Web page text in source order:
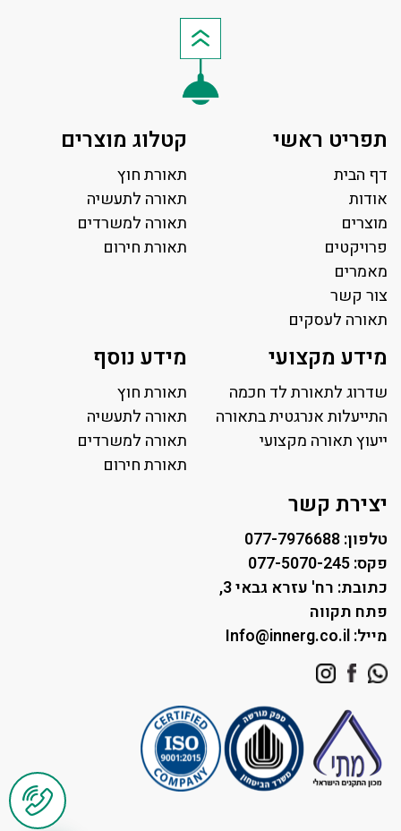
תפריט ראשי
דף הבית
אודות
מוצרים
פרויקטים
מאמרים
צור קשר
תאורה לעסקים
פאנל לד
פרופיל תאורה
תאורה לאולמות ספורט
תאורה למגרשי טניס
קטלוג מוצרים
תאורת חוץ
תאורה לתעשיה
תאורה למשרדים
תאורת חירום
מידע מקצועי
שדרוג לתאורת לד חכמה
התייעלות אנרגטית בתאורה
ייעוץ תאורה מקצועי
מידע נוסף
תאורת חוץ
תאורה לתעשיה
תאורה למשרדים
תאורת חירום
יצירת קשר
טלפון: 077-7976688
פקס: 077-5070-245
כתובת: רח' עזרא גבאי 3,
פתח תקווה
מייל: Info@innerg.co.il